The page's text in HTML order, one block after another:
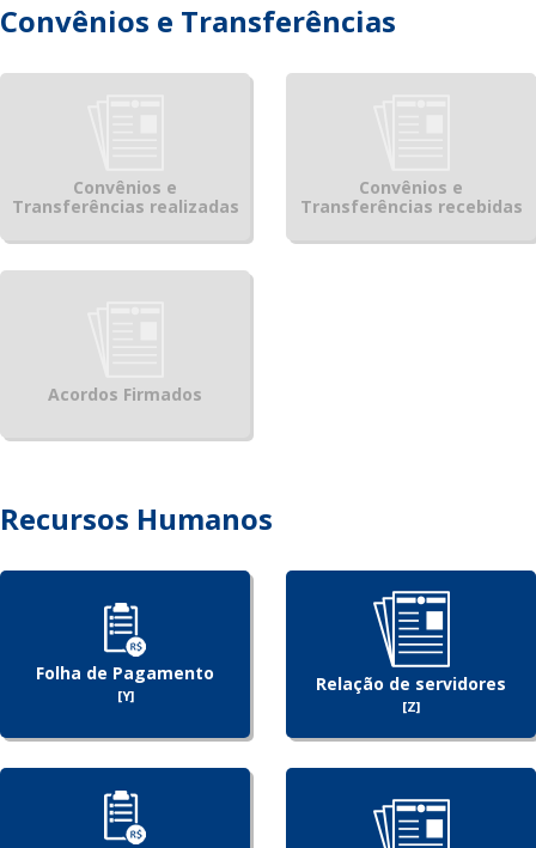
Convênios e Transferências
Convênios e
Transferências realizadas
Convênios e
Transferências recebidas
Acordos Firmados
Recursos Humanos
Folha de Pagamento
[Y]
Relação de servidores
[Z]